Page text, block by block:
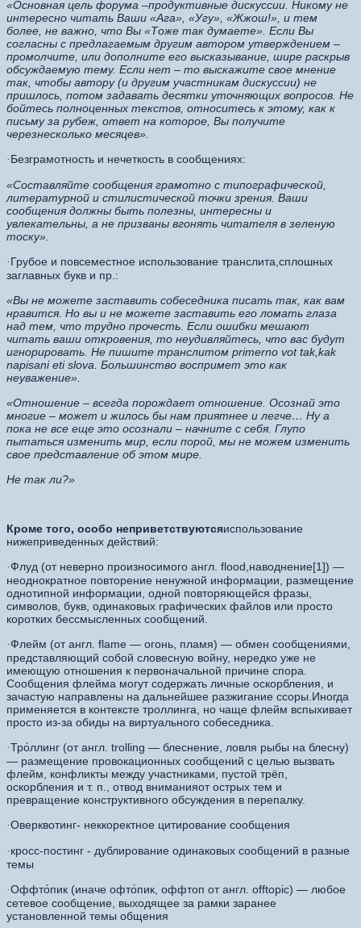
«Основная цель форума –продуктивные дискуссии. Никому не
интересно читать Ваши «Ага», «Угу», «Жжош!», и тем
более, не важно, что Вы «Тоже так думаете». Если Вы
согласны с предлагаемым другим автором утверждением –
промолчите, или дополните его высказывание, шире раскрыв
обсуждаемую тему. Если нет – то выскажите свое мнение
так, чтобы автору (и другим участникам дискуссии) не
пришлось, потом задавать десятки уточняющих вопросов. Не
бойтесь полноценных текстов, относитесь к этому, как к
письму за рубеж, ответ на которое, Вы получите
черезнесколько месяцев».
· Безграмотность и нечеткость в сообщениях:
«Составляйте сообщения грамотно с типографической,
литературной и стилистической точки зрения. Ваши
сообщения должны быть полезны, интересны и
увлекательны, а не призваны вгонять читателя в зеленую
тоску».
· Грубое и повсеместное использование транслита,сплошных
заглавных букв и пр.:
«Вы не можете заставить собеседника писать так, как вам
нравится. Но вы и не можете заставить его ломать глаза
над тем, что трудно прочесть. Если ошибки мешают
читать ваши откровения, то неудивляйтесь, что вас будут
игнорировать. Не пишите транслитом primerno vot tak,kak
napisani eti slova. Большинство воспримет это как
неуважение».
«Отношение – всегда порождает отношение. Осознай это
многие – может и жилось бы нам приятнее и легче… Ну а
пока не все еще это осознали – начните с себя. Глупо
пытаться изменить мир, если порой, мы не можем изменить
свое представление об этом мире.
Не так ли?»
Кроме того, особо неприветствуютсяиспользование
нижеприведенных действий:
·Флуд (от неверно произносимого англ. flood,наводнение[1]) —
неоднократное повторение ненужной информации, размещение
однотипной информации, одной повторяющейся фразы,
символов, букв, одинаковых графических файлов или просто
коротких бессмысленных сообщений.
·Флейм (от англ. flame — огонь, пламя) — обмен сообщениями,
представляющий собой словесную войну, нередко уже не
имеющую отношения к первоначальной причине спора.
Сообщения флейма могут содержать личные оскорбления, и
зачастую направлены на дальнейшее разжигание ссоры.Иногда
применяется в контексте троллинга, но чаще флейм вспыхивает
просто из-за обиды на виртуального собеседника.
·Тро́ллинг (от англ. trolling — блеснение, ловля рыбы на блесну)
— размещение провокационных сообщений с целью вызвать
флейм, конфликты между участниками, пустой трёп,
оскорбления и т. п., отвод вниманияот острых тем и
превращение конструктивного обсуждения в перепалку.
·Оверквотинг- неккоректное цитирование сообщения
· кросс-постинг - дублирование одинаковых сообщений в разные
темы
·Оффто́пик (иначе офто́пик, оффтоп от англ. offtopic) — любое
сетевое сообщение, выходящее за рамки заранее
установленной темы общения